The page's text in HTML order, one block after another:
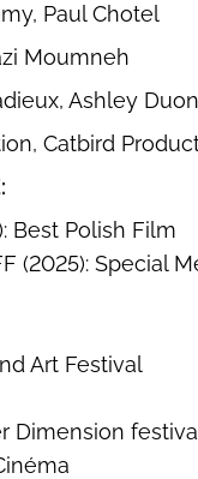
Paul Chotel
Moumneh
Ashley
Catbird
Best Polish Film
(2025): Special
Art Festival
Dimension